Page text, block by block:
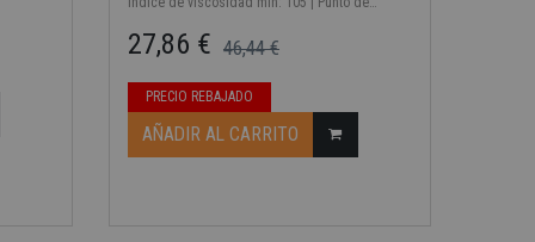
congelación máx. (ºC): -24
46,44 €
27,86 €
PRECIO REBAJADO
AÑADIR AL CARRITO
-40%